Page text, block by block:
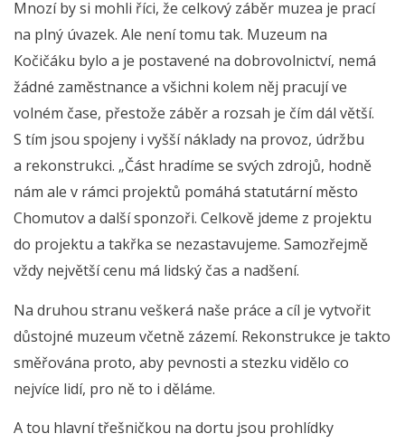
Mnozí by si mohli říci, že celkový záběr muzea je prací
na plný úvazek. Ale není tomu tak. Muzeum na
Kočičáku bylo a je postavené na dobrovolnictví, nemá
žádné zaměstnance a všichni kolem něj pracují ve
volném čase, přestože záběr a rozsah je čím dál větší.
S tím jsou spojeny i vyšší náklady na provoz, údržbu
a rekonstrukci. „Část hradíme se svých zdrojů, hodně
nám ale v rámci projektů pomáhá statutární město
Chomutov a další sponzoři. Celkově jdeme z projektu
do projektu a takřka se nezastavujeme. Samozřejmě
vždy největší cenu má lidský čas a nadšení.
Na druhou stranu veškerá naše práce a cíl je vytvořit
důstojné muzeum včetně zázemí. Rekonstrukce je takto
směřována proto, aby pevnosti a stezku vidělo co
nejvíce lidí, pro ně to i děláme.
A tou hlavní třešničkou na dortu jsou prohlídky